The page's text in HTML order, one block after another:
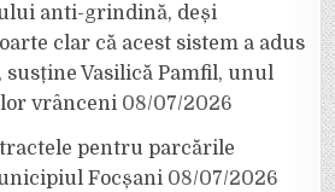
anti-grindină, deși
clar că acest sistem a adus
Vasilică Pamfil, unul
vrânceni 08/07/2026
pentru parcările
Focșani 08/07/2026